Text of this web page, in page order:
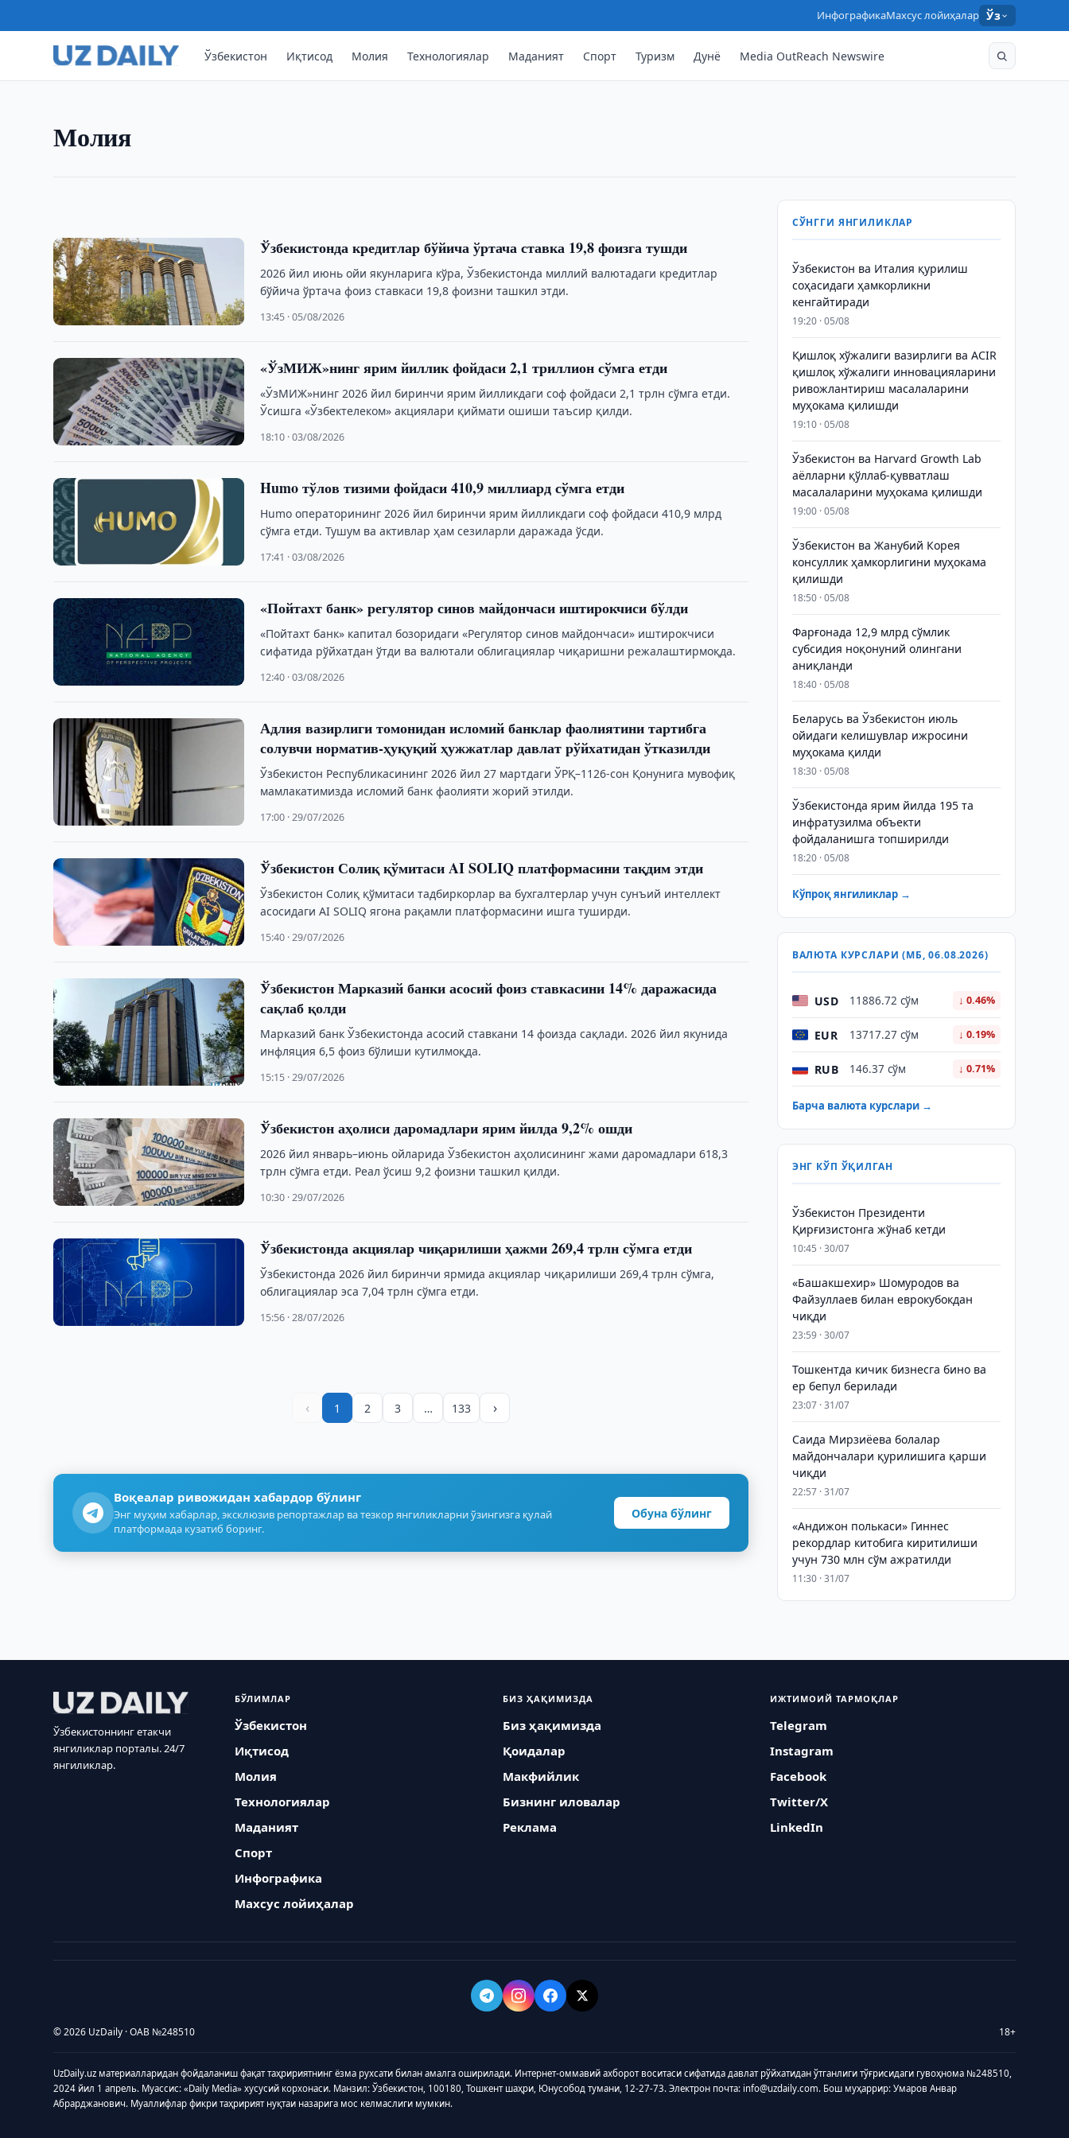
ИнфографикаМахсус лойиҳалар Ўз
Ўзбекистон Иқтисод Молия Технологиялар Маданият Спорт Туризм Дунё Media OutReach Newswire
Молия
МОЛИЯ
номинал фоиз ставкаси 17,6 фоизни ташкил этди.
Ўзбекистонда кредитлар бўйича ўртача ставка 19,8 фоизга тушди
2026 йил июнь ойи якунларига кўра, Ўзбекистонда миллий валютадаги кредитлар
бўйича ўртача фоиз ставкаси 19,8 фоизни ташкил этди.
13:45 · 05/08/2026
«ЎзМИЖ»нинг ярим йиллик фойдаси 2,1 триллион сўмга етди
«ЎзМИЖ»нинг 2026 йил биринчи ярим йилликдаги соф фойдаси 2,1 трлн сўмга етди.
Ўсишга «Ўзбектелеком» акциялари қиймати ошиши таъсир қилди.
18:10 · 03/08/2026
Humo тўлов тизими фойдаси 410,9 миллиард сўмга етди
Humo операторининг 2026 йил биринчи ярим йилликдаги соф фойдаси 410,9 млрд
сўмга етди. Тушум ва активлар ҳам сезиларли даражада ўсди.
17:41 · 03/08/2026
«Пойтахт банк» регулятор синов майдончаси иштирокчиси бўлди
«Пойтахт банк» капитал бозоридаги «Регулятор синов майдончаси» иштирокчиси
сифатида рўйхатдан ўтди ва валютали облигациялар чиқаришни режалаштирмоқда.
12:40 · 03/08/2026
Адлия вазирлиги томонидан исломий банклар фаолиятини тартибга
солувчи норматив-ҳуқуқий ҳужжатлар давлат рўйхатидан ўтказилди
Ўзбекистон Республикасининг 2026 йил 27 мартдаги ЎРҚ–1126-сон Қонунига мувофиқ
мамлакатимизда исломий банк фаолияти жорий этилди.
17:00 · 29/07/2026
Ўзбекистон Солиқ қўмитаси AI SOLIQ платформасини тақдим этди
Ўзбекистон Солиқ қўмитаси тадбиркорлар ва бухгалтерлар учун сунъий интеллект
асосидаги AI SOLIQ ягона рақамли платформасини ишга туширди.
15:40 · 29/07/2026
Ўзбекистон Марказий банки асосий фоиз ставкасини 14% даражасида
сақлаб қолди
Марказий банк Ўзбекистонда асосий ставкани 14 фоизда сақлади. 2026 йил якунида
инфляция 6,5 фоиз бўлиши кутилмоқда.
15:15 · 29/07/2026
Ўзбекистон аҳолиси даромадлари ярим йилда 9,2% ошди
2026 йил январь–июнь ойларида Ўзбекистон аҳолисининг жами даромадлари 618,3
трлн сўмга етди. Реал ўсиш 9,2 фоизни ташкил қилди.
10:30 · 29/07/2026
Ўзбекистонда акциялар чиқарилиши ҳажми 269,4 трлн сўмга етди
Ўзбекистонда 2026 йил биринчи ярмида акциялар чиқарилиши 269,4 трлн сўмга,
облигациялар эса 7,04 трлн сўмга етди.
15:56 · 28/07/2026
‹ 1 2 3 … 133 ›
Воқеалар ривожидан хабардор бўлинг
Энг муҳим хабарлар, эксклюзив репортажлар ва тезкор янгиликларни ўзингизга қулай
платформада кузатиб боринг.
Обуна бўлинг
СЎНГГИ ЯНГИЛИКЛАР
Ўзбекистон ва Италия қурилиш
соҳасидаги ҳамкорликни
кенгайтиради
19:20 · 05/08
Қишлоқ хўжалиги вазирлиги ва ACIR
қишлоқ хўжалиги инновацияларини
ривожлантириш масалаларини
муҳокама қилишди
19:10 · 05/08
Ўзбекистон ва Harvard Growth Lab
аёлларни қўллаб-қувватлаш
масалаларини муҳокама қилишди
19:00 · 05/08
Ўзбекистон ва Жанубий Корея
консуллик ҳамкорлигини муҳокама
қилишди
18:50 · 05/08
Фарғонада 12,9 млрд сўмлик
субсидия ноқонуний олингани
аниқланди
18:40 · 05/08
Беларусь ва Ўзбекистон июль
ойидаги келишувлар ижросини
муҳокама қилди
18:30 · 05/08
Ўзбекистонда ярим йилда 195 та
инфратузилма объекти
фойдаланишга топширилди
18:20 · 05/08
Кўпроқ янгиликлар →
ВАЛЮТА КУРСЛАРИ (МБ, 06.08.2026)
USD 11886.72 сўм ↓ 0.46%
EUR 13717.27 сўм ↓ 0.19%
RUB 146.37 сўм ↓ 0.71%
Барча валюта курслари →
ЭНГ КЎП ЎҚИЛГАН
Ўзбекистон Президенти
Қирғизистонга жўнаб кетди
10:45 · 30/07
«Башакшехир» Шомуродов ва
Файзуллаев билан еврокубокдан
чиқди
23:59 · 30/07
Тошкентда кичик бизнесга бино ва
ер бепул берилади
23:07 · 31/07
Саида Мирзиёева болалар
майдончалари қурилишига қарши
чиқди
22:57 · 31/07
«Андижон полькаси» Гиннес
рекордлар китобига киритилиши
учун 730 млн сўм ажратилди
11:30 · 31/07
Ўзбекистоннинг етакчи
янгиликлар порталы. 24/7
янгиликлар.
БЎЛИМЛАР
Ўзбекистон
Иқтисод
Молия
Технологиялар
Маданият
Спорт
Инфографика
Махсус лойиҳалар
БИЗ ҲАҚИМИЗДА
Биз ҳақимизда
Қоидалар
Макфийлик
Бизнинг иловалар
Реклама
ИЖТИМОИЙ ТАРМОҚЛАР
Telegram
Instagram
Facebook
Twitter/X
LinkedIn
© 2026 UzDaily · ОАВ №248510 18+
UzDaily.uz материалларидан фойдаланиш фақат таҳририятнинг ёзма рухсати билан амалга оширилади. Интернет-оммавий ахборот воситаси сифатида давлат рўйхатидан ўтганлиги тўғрисидаги гувоҳнома №248510,
2024 йил 1 апрель. Муассис: «Daily Media» хусусий корхонаси. Манзил: Ўзбекистон, 100180, Тошкент шаҳри, Юнусобод тумани, 12-27-73. Электрон почта: info@uzdaily.com. Бош муҳаррир: Умаров Анвар
Абрарджанович. Муаллифлар фикри таҳририят нуқтаи назарига мос келмаслиги мумкин.